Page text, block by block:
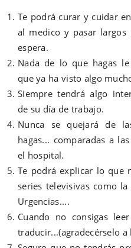
Te podrá curar y cuidar
al medico y pasar
espera.
Nada de lo que hagas
que ya ha visto algo
Siempre tendrá algo
de su día de trabajo.
Nunca se quejará de
hagas... comparadas a
el hospital.
Te podrá explicar lo que
series televisivas como
Urgencias....
Cuando no consigas
traducir...(agradecérselo a